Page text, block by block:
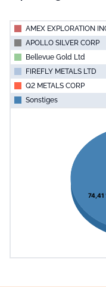
AMEX EXPLORATION
APOLLO SILVER CORP
Bellevue Gold Ltd
FIREFLY METALS LTD
Q2 METALS CORP
Sonstiges
Pie chart
View as
74,41